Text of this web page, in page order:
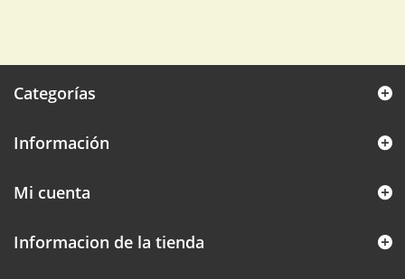
Categorías
Información
Mi cuenta
Informacion de la tienda